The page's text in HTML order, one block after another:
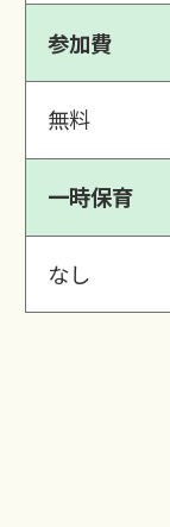
参加費
無料
一時保育
なし